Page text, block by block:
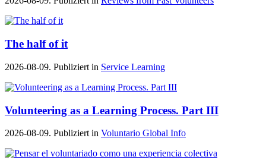
The half of it
2026-08-09. Publiziert in Service Learning
Volunteering as a Learning Process. Part III
2026-08-09. Publiziert in Voluntario Global Info